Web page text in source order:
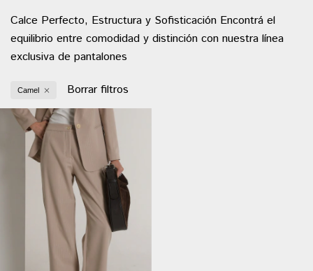
Calce Perfecto, Estructura y Sofisticación Encontrá el
equilibrio entre comodidad y distinción con nuestra línea
exclusiva de pantalones
Camel Borrar filtros